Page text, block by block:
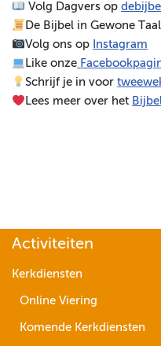
r
Volg Dagvers op
De Bijbel in Gewone
Volg ons op Instagram
Like onze
Schrijf je in voor
Lees meer over het
Activiteiten
Kerkdiensten
Online Viering
Komende Kerkdiensten